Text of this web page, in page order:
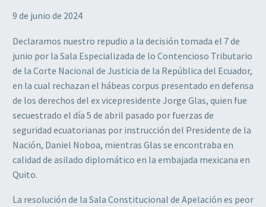
9 de junio de 2024
Declaramos nuestro repudio a la decisión tomada el 7 de
junio por la Sala Especializada de lo Contencioso Tributario
de la Corte Nacional de Justicia de la República del Ecuador,
en la cual rechazan el hábeas corpus presentado en defensa
de los derechos del ex vicepresidente Jorge Glas, quien fue
secuestrado el día 5 de abril pasado por fuerzas de
seguridad ecuatorianas por instrucción del Presidente de la
Nación, Daniel Noboa, mientras Glas se encontraba en
calidad de asilado diplomático en la embajada mexicana en
Quito.
La resolución de la Sala Constitucional de Apelación es peor